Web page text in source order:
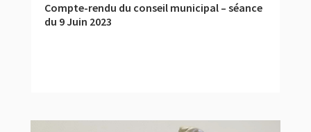
Compte-rendu du conseil municipal – séance
du 9 Juin 2023